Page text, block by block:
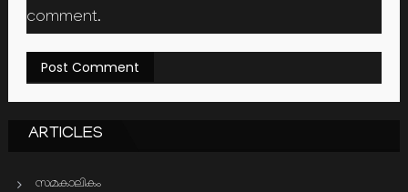
comment.
ARTICLES
സമകാലികം